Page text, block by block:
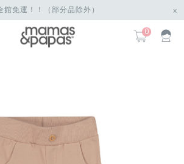
館免運！！（部分品除外） x
0